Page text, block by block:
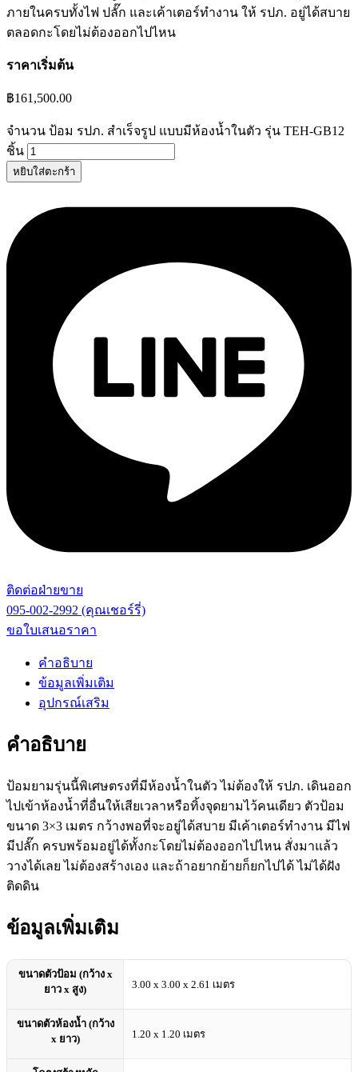
ภายในครบทั้งไฟ ปลั๊ก และเค้าเตอร์ทำงาน ให้ รปภ. อยู่ได้สบาย
ตลอดกะโดยไม่ต้องออกไปไหน
ราคาเริ่มต้น
฿161,500.00
จำนวน ป้อม รปภ. สำเร็จรูป แบบมีห้องน้ำในตัว รุ่น TEH-GB12
ชิ้น
หยิบใส่ตะกร้า
ติดต่อฝ่ายขาย
095-002-2992 (คุณเชอร์รี่)
ขอใบเสนอราคา
คำอธิบาย
ข้อมูลเพิ่มเติม
อุปกรณ์เสริม
คำอธิบาย
ป้อมยามรุ่นนี้พิเศษตรงที่มีห้องน้ำในตัว ไม่ต้องให้ รปภ. เดินออก
ไปเข้าห้องน้ำที่อื่นให้เสียเวลาหรือทิ้งจุดยามไว้คนเดียว ตัวป้อม
ขนาด 3×3 เมตร กว้างพอที่จะอยู่ได้สบาย มีเค้าเตอร์ทำงาน มีไฟ
มีปลั๊ก ครบพร้อมอยู่ได้ทั้งกะโดยไม่ต้องออกไปไหน สั่งมาแล้ว
วางได้เลย ไม่ต้องสร้างเอง และถ้าอยากย้ายก็ยกไปได้ ไม่ได้ฝัง
ติดดิน
ข้อมูลเพิ่มเติม
ขนาดตัวป้อม (กว้าง x
ยาว x สูง)
3.00 x 3.00 x 2.61 เมตร
ขนาดตัวห้องน้ำ (กว้าง
x ยาว)
1.20 x 1.20 เมตร